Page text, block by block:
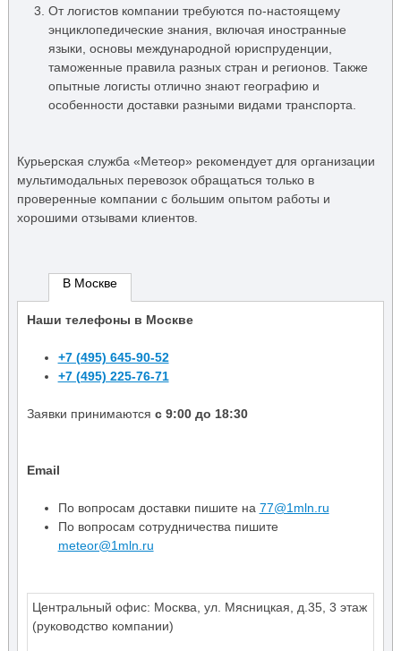
От логистов компании требуются по-настоящему
энциклопедические знания, включая иностранные
языки, основы международной юриспруденции,
таможенные правила разных стран и регионов. Также
опытные логисты отлично знают географию и
особенности доставки разными видами транспорта.
Курьерская служба «Метеор» рекомендует для организации
мультимодальных перевозок обращаться только в
проверенные компании с большим опытом работы и
хорошими отзывами клиентов.
В Москве
Наши телефоны в Москве
+7 (495) 645-90-52
+7 (495) 225-76-71
Заявки принимаются с 9:00 до 18:30
Email
По вопросам доставки пишите на 77@1mln.ru
По вопросам сотрудничества пишите
meteor@1mln.ru
Центральный офис: Москва ул. Мясницкая, д.35, 3 этаж
(руководство компании)